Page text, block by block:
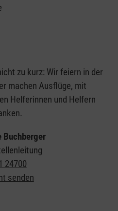
zu kurz: Wir feiern in der
machen Ausflüge, mit
Helferinnen und Helfern
Buchberger
24700
senden